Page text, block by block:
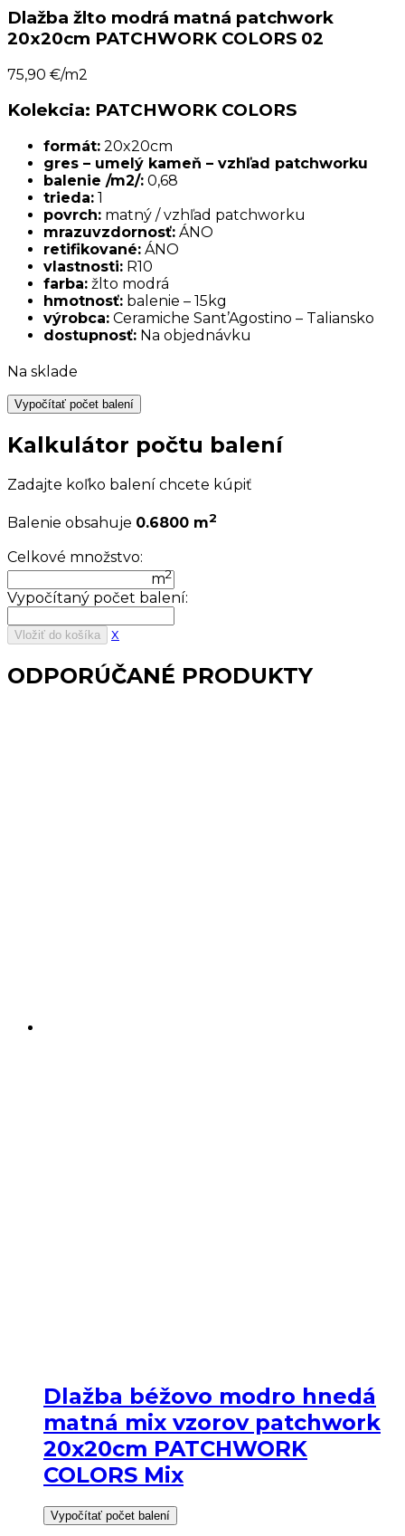
Dlažba žlto modrá matná patchwork
20x20cm PATCHWORK COLORS 02
75,90 €/m2
Kolekcia: PATCHWORK COLORS
formát: 20x20cm
gres – umelý kameň – vzhľad patchworku
balenie /m2/: 0,68
trieda: 1
povrch: matný / vzhľad patchworku
mrazuvzdornosť: ÁNO
retifikované: ÁNO
vlastnosti: R10
farba: žlto modrá
hmotnosť: balenie – 15kg
výrobca: Ceramiche Sant’Agostino – Taliansko
dostupnosť: Na objednávku
Na sklade
Vypočítať počet balení
Kalkulátor počtu balení
Zadajte koľko balení chcete kúpiť
Balenie obsahuje 0.6800 m2
Celkové množstvo:
m2
Vypočítaný počet balení:
Vložiť do košíka x
ODPORÚČANÉ PRODUKTY
Dlažba béžovo modro hnedá
matná mix vzorov patchwork
20x20cm PATCHWORK
COLORS Mix
Vypočítať počet balení